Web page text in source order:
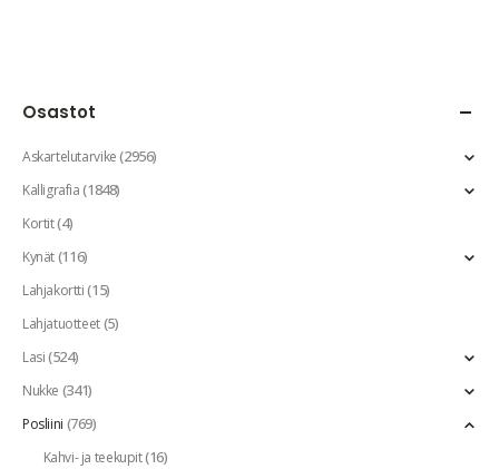
Osastot
Askartelutarvike(2956)
Kalligrafia(1848)
Kortit(4)
Kynät(116)
Lahjakortti(15)
Lahjatuotteet(5)
Lasi(524)
Nukke (341)
Posliini (769)
Kahvi- ja teekupit(16)